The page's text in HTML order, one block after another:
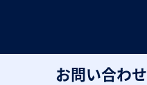
お問い合わせ